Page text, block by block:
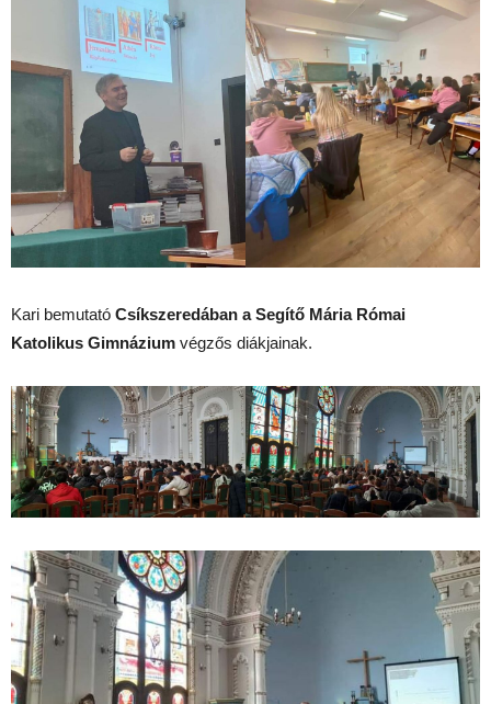
Kari bemutató Csíkszeredában a Segítő Mária Római
Katolikus Gimnázium végzős diákjainak.